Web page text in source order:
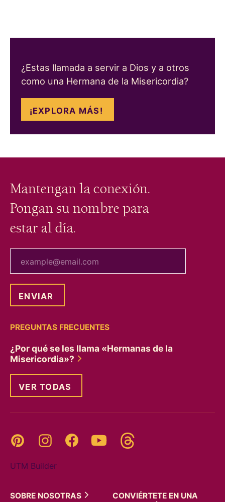
¿Estas llamada a servir a Dios y a otros
como una Hermana de la Misericordia?
¡EXPLORA MÁS!
Mantengan la conexión.
Pongan su nombre para
estar al día.
PREGUNTAS FRECUENTES
¿Por qué se les llama «Hermanas de la
Misericordia»?
VER TODAS
Pinterest InstagramFacebookYouTube
UTM Builder
SOBRE NOSOTRAS
CONVIÉRTETE EN UNA